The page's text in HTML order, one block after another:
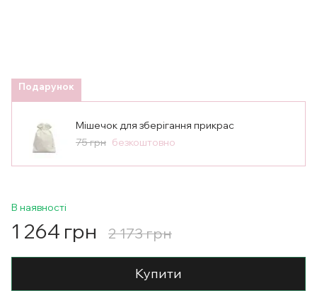
Подарунок
Мішечок для зберігання прикрас
75 грн безкоштовно
В наявності
1 264 грн 2 173 грн
Купити